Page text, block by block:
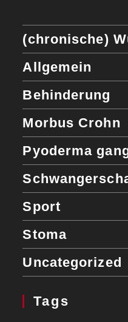
(chronische)
Allgemein
Behinderung
Morbus Crohn
Pyoderma
Sport
Stoma
Uncategorized
Tags